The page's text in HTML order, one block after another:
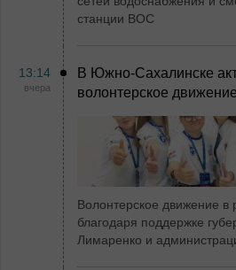
станции ВОС
13:14
вчера
В Южно-Сахалинске
волонтерское движение
Волонтерское движение в
благодаря поддержке
Лимаренко и